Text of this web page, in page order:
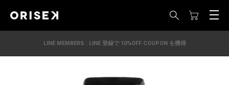
LINE MEMBERS : LINE 登録で 10%OFF COUPON を獲得